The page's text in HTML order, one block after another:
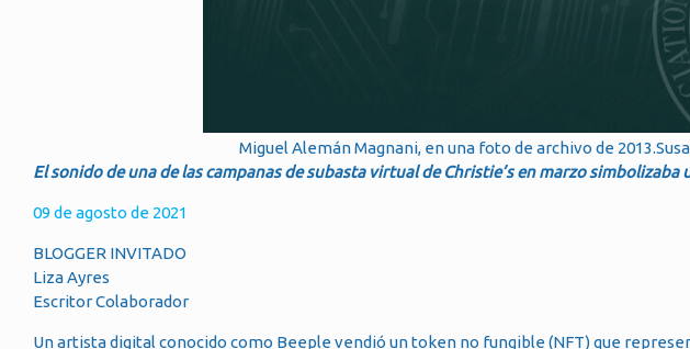
Miguel Alemán Magnani, en una foto de archivo de
El sonido de una de las campanas de subasta virtual de Christie’s en marzo simbolizaba
09 de agosto de 2021
BLOGGER INVITADO
Liza Ayres
Escritor Colaborador
Un artista digital conocido como Beeple vendió un token no fungible (NFT) que